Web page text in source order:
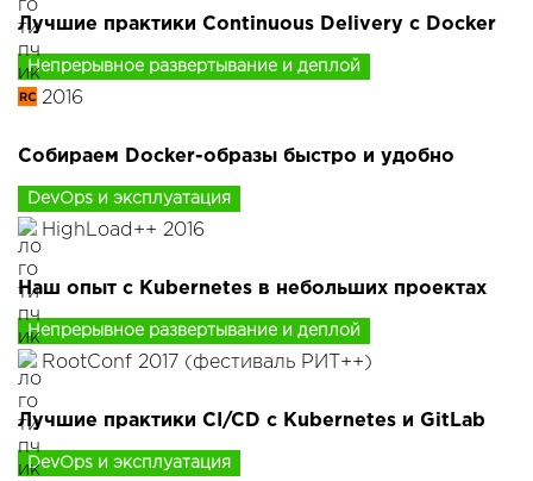
Лучшие практики Continuous Delivery с Docker
Непрерывное развертывание и деплой
2016
Собираем Docker-образы быстро и удобно
DevOps и эксплуатация
HighLoad++ 2016
Наш опыт с Kubernetes в небольших проектах
Непрерывное развертывание и деплой
RootConf 2017 (фестиваль РИТ++)
Лучшие практики CI/CD с Kubernetes и GitLab
DevOps и эксплуатация